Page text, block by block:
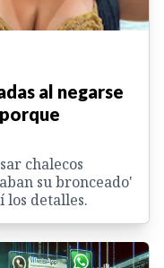
al negarse
chalecos
su bronceado'
los detalles.